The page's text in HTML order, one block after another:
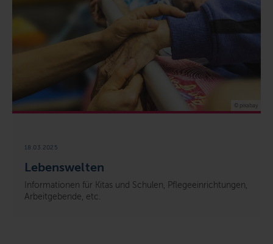
Lebenswelten
18.03.2025
Informationen für Kitas und Schulen, Pflegeeinrichtungen,
Arbeitgebende, etc.
© pixabay